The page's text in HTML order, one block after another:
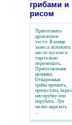
грибами и
рисом
Приготовить
дрожжевое
тесто. В конце
замеса положить
масло куском и
тщательно
перемешать.
Приготовление
начинки.
Отваренные
грибы промыть,
пропустить через
мясорубку или
порубить. Лук
мелко нарезать
...